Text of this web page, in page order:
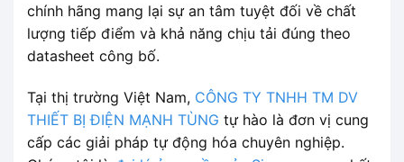
chính hãng mang lại sự an tâm tuyệt đối về chất
lượng tiếp điểm và khả năng chịu tải đúng theo
datasheet công bố.
Tại thị trường Việt Nam, CÔNG TY TNHH TM DV
THIẾT BỊ ĐIỆN MẠNH TÙNG tự hào là đơn vị cung
cấp các giải pháp tự động hóa chuyên nghiệp.